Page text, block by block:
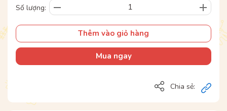
Số lượng:
Thêm vào giỏ hàng
Mua ngay
Chia sẻ: